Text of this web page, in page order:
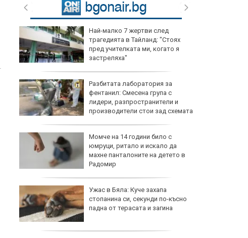
Най-малко 7 жертви след
трагедията в Тайланд: "Стоях
пред учителката ми, когато я
застреляха"
Разбитата лаборатория за
фентанил: Смесена група с
лидери, разпространители и
производители стои зад схемата
Момче на 14 години било с
юмруци, ритало и искало да
махне панталоните на детето в
Радомир
Ужас в Бяла: Куче захапа
стопанина си, секунди по-късно
падна от терасата и загина